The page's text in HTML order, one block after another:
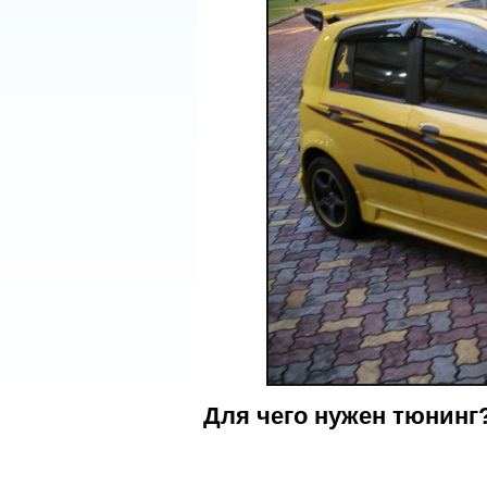
Для чего нужен